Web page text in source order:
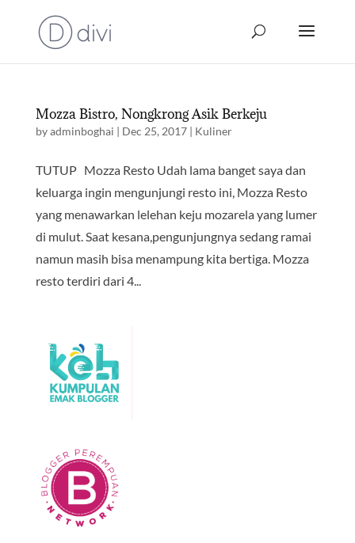
Mozza Bistro, Nongkrong Asik Berkeju
byadminboghai | Dec 25, 2017| Kuliner
TUTUP Mozza Resto Udah lama banget saya dan
keluarga ingin mengunjungi resto ini, Mozza Resto
yang menawarkan lelehan keju mozarela yang lumer
di mulut. Saat kesana,pengunjungnya sedang ramai
namun masih bisa menampung kita bertiga. Mozza
resto terdiri dari 4...